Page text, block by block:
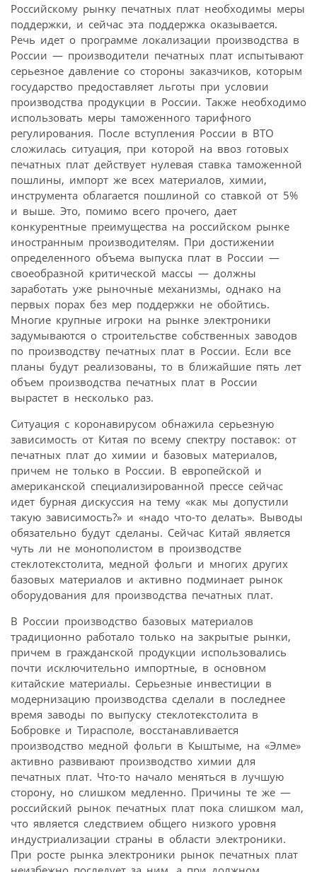
Российскому рынку печатных плат необходимы меры
поддержки, и сейчас эта поддержка оказывается.
Речь идет о программе локализации производства в
России — производители печатных плат испытывают
серьезное давление со стороны заказчиков, которым
государство предоставляет льготы при условии
производства продукции в России. Также необходимо
использовать меры таможенного тарифного
регулирования. После вступления России в ВТО
сложилась ситуация, при которой на ввоз готовых
печатных плат действует нулевая ставка таможенной
пошлины, импорт же всех материалов, химии,
инструмента облагается пошлиной со ставкой от 5%
и выше. Это, помимо всего прочего, дает
конкурентные преимущества на российском рынке
иностранным производителям. При достижении
определенного объема выпуска плат в России —
своеобразной критической массы — должны
заработать уже рыночные механизмы, однако на
первых порах без мер поддержки не обойтись.
Многие крупные игроки на рынке электроники
задумываются о строительстве собственных заводов
по производству печатных плат в России. Если все
планы будут реализованы, то в ближайшие пять лет
объем производства печатных плат в России
вырастет в несколько раз.
Ситуация с коронавирусом обнажила серьезную
зависимость от Китая по всему спектру поставок: от
печатных плат до химии и базовых материалов,
причем не только в России. В европейской и
американской специализированной прессе сейчас
идет бурная дискуссия на тему «как мы допустили
такую зависимость?» и «надо что-то делать». Выводы
обязательно будут сделаны. Сейчас Китай является
чуть ли не монополистом в производстве
стеклотекстолита, медной фольги и многих других
базовых материалов и активно подминает рынок
оборудования для производства печатных плат.
В России производство базовых материалов
традиционно работало только на закрытые рынки,
причем в гражданской продукции использовались
почти исключительно импортные, в основном
китайские материалы. Серьезные инвестиции в
модернизацию производства сделали в последнее
время заводы по выпуску стеклотекстолита в
Бобровке и Тирасполе, восстанавливается
производство медной фольги в Кыштыме, на «Элме»
активно развивают производство химии для
печатных плат. Что-то начало меняться в лучшую
сторону, но слишком медленно. Причины те же —
российский рынок печатных плат пока слишком мал,
что является следствием общего низкого уровня
индустриализации страны в области электроники.
При росте рынка электроники рынок печатных плат